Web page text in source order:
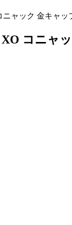
ャック 金キャ
コニャ